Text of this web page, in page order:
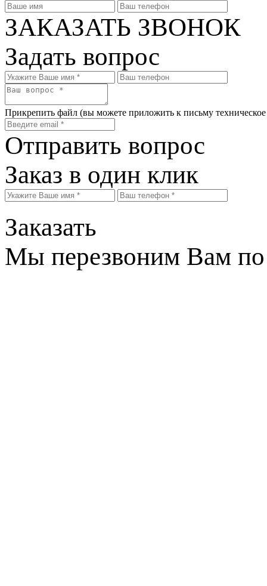
ЗАКАЗАТЬ ЗВОНОК
Задать вопрос
Прикрепить файл (вы можете приложить к письму
Отправить вопрос
Заказ в один клик
Заказать
Мы перезвоним Вам по